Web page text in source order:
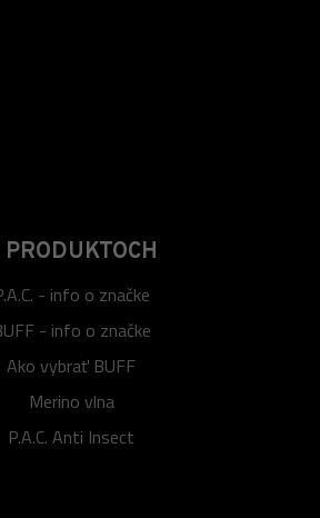
PRODUKTOCH
- info o značke
- info o značke
Ako vybrať BUFF
Merino vlna
P.A.C. Anti Insect